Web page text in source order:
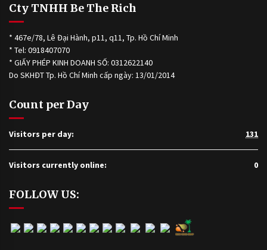
Cty TNHH Be The Rich
* 467e/78, Lê Đại Hành, p11, q11, Tp. Hồ Chí Minh
* Tel: 0918407070
* GIẤY PHÉP KINH DOANH SỐ: 0312622140
Do SKHĐT Tp. Hồ Chí Minh cấp ngày: 13/01/2014
Count per Day
131
Visitors per day:
0
Visitors currently online:
FOLLOW US: